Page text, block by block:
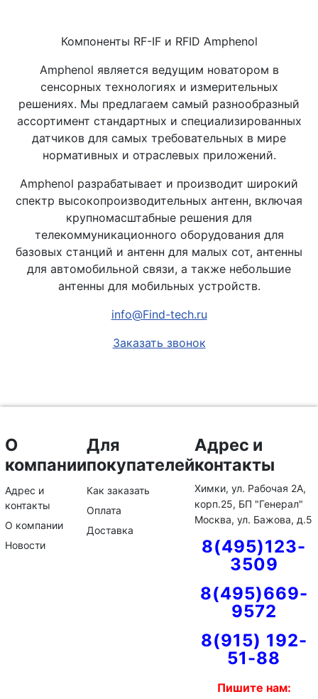
Компоненты RF-IF и RFID Amphenol
Amphenol является ведущим новатором в
сенсорных технологиях и измерительных
решениях. Мы предлагаем самый разнообразный
ассортимент стандартных и специализированных
датчиков для самых требовательных в мире
нормативных и отраслевых приложений.
Amphenol разрабатывает и производит широкий
спектр высокопроизводительных антенн, включая
крупномасштабные решения для
телекоммуникационного оборудования для
базовых станций и антенн для малых сот, антенны
для автомобильной связи, а также небольшие
антенны для мобильных устройств.
info@Find-tech.ru
Заказать звонок
О
компании
Адрес и
контакты
О компании
Новости
Для
покупателей
Как заказать
Оплата
Доставка
Адрес и
контакты
Химки, ул. Рабочая 2А,
корп.25, БП "Генерал"
Москва, ул. Бажова, д.5
8(495)123-
3509
8(495)669-
9572
8(915) 192-
51-88
Пишите нам: